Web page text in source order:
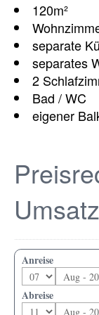
120m²
separate
separates
2
Bad / WC
eigener